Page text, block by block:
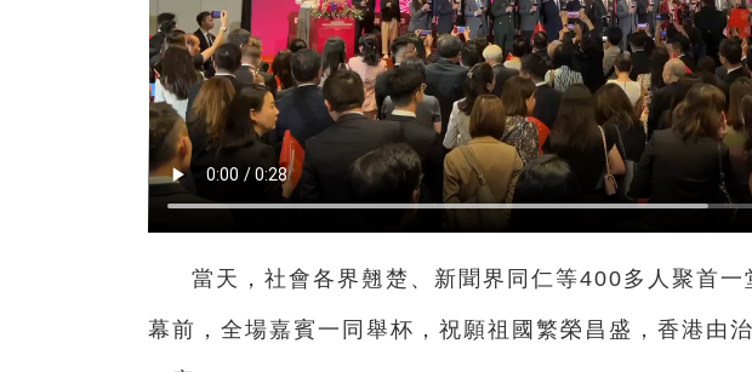
當天，社會各界翹楚、新聞界同仁等400多人聚首一
幕前，全場嘉賓一同舉杯，祝願祖國繁榮昌盛，香港由